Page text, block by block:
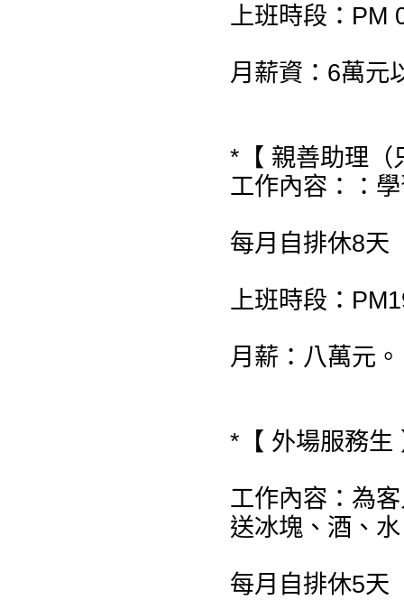
上班時段：PM
月薪資：6萬元
*【 親善助理（
工作內容：：
每月自排休8天
上班時段：
月薪：八萬元。
*【 外場服務生
工作內容：為
送冰塊、酒、
每月自排休5天